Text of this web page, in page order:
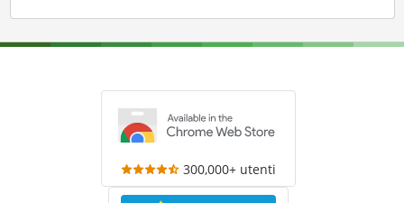
300,000+ utenti